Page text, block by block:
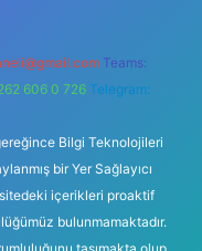
Teams:
606 0 726 Telegram:
Bilgi Teknolojileri
bir Yer Sağlayıcı
içerikleri proaktif
bulunmamaktadır.